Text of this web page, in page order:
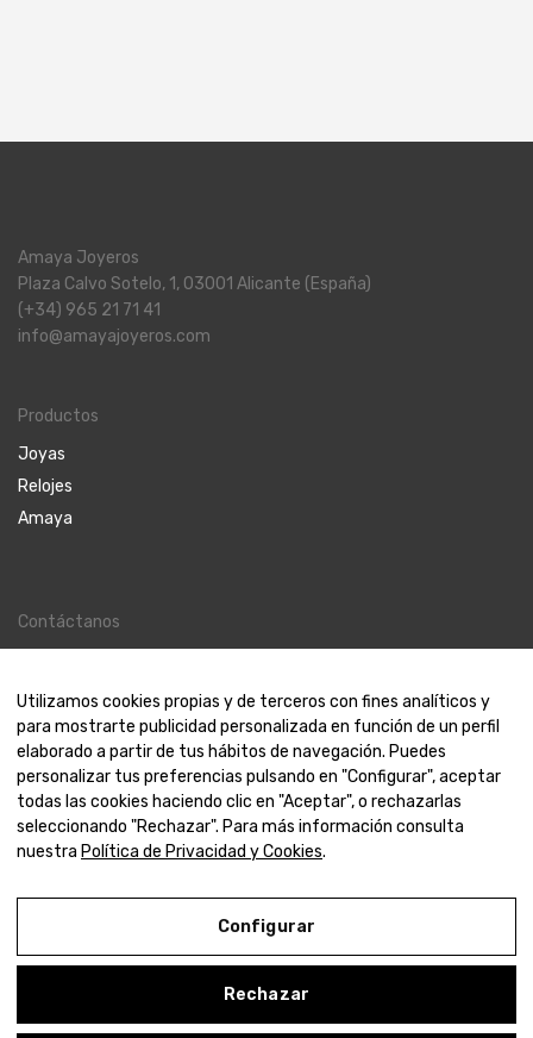
Amaya Joyeros
Plaza Calvo Sotelo, 1, 03001 Alicante (España)
(+34) 965 21 71 41
info@amayajoyeros.com
Productos
Joyas
Relojes
Amaya
Contáctanos
Nosotros
© 2000-2024 Amaya Joyeros
Utilizamos cookies propias y de terceros con fines analíticos y
para mostrarte publicidad personalizada en función de un perfil
elaborado a partir de tus hábitos de navegación. Puedes
personalizar tus preferencias pulsando en "Configurar", aceptar
todas las cookies haciendo clic en "Aceptar", o rechazarlas
seleccionando "Rechazar". Para más información consulta
nuestra Política de Privacidad y Cookies.
Configurar
Rechazar
Política de Privacidad y Cookies
Condiciones de compra